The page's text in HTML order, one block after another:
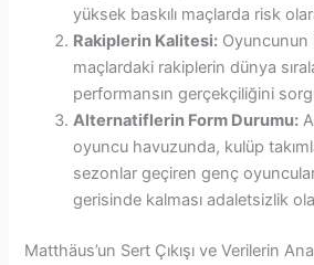
yüksek baskılı maçlarda risk
Rakiplerin Kalitesi:
maçlardaki rakiplerin dünya
performansın gerçekçiliğini
Alternatiflerin Form Durumu:
oyuncu havuzunda, kulüp
sezonlar geçiren genç
gerisinde kalması adaletsizlik
Matthäus’un Sert Çıkışı ve Verilerin